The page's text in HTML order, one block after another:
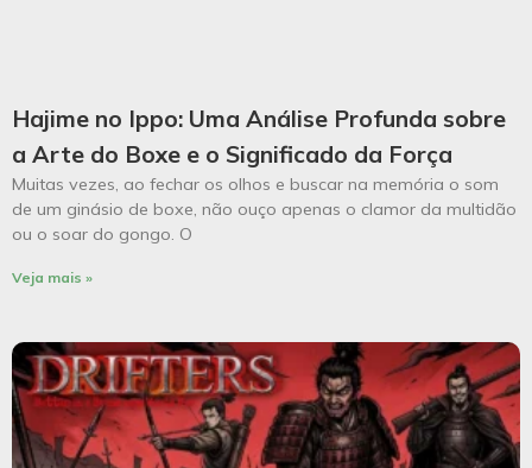
Hajime no Ippo: Uma Análise Profunda sobre
a Arte do Boxe e o Significado da Força
Muitas vezes, ao fechar os olhos e buscar na memória o som
de um ginásio de boxe, não ouço apenas o clamor da multidão
ou o soar do gongo. O
Veja mais »